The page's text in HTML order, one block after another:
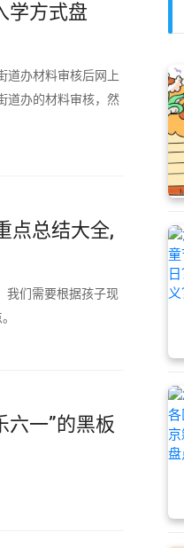
学方式盘
道办材料审核后网上
道办的材料审核，然
点总结大全,
我们需要根据孩子现
六一”的黑板